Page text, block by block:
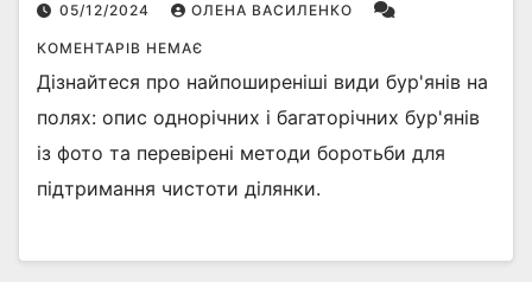
05/12/2024 ОЛЕНА ВАСИЛЕНКО
КОМЕНТАРІВ НЕМАЄ
Дізнайтеся про найпоширеніші види бур'янів на
полях: опис однорічних і багаторічних бур'янів
із фото та перевірені методи боротьби для
підтримання чистоти ділянки.